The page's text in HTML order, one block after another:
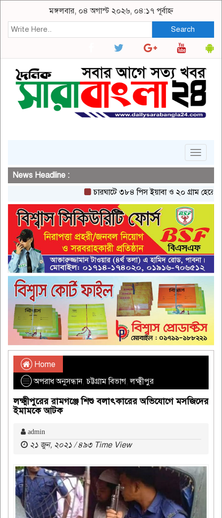
মঙ্গলবার, ০৪ অগাস্ট ২০২৬, ০৪:১৭ পূর্বাহ্ন
Search
Toggle
News Headline :
চারঘাটে ৩৮৪ পিস ইয়াবা ও ২০ গ্রাম হেরোইনসহ
Home
অপরাধ অনুসন্ধান,চট্টগ্রাম বিভাগ,লক্ষ্মীপুর
লক্ষ্মীপুরের রামগঞ্জে শিশু বলাৎকারের অভিযোগে মসজিদের
ইমামকে আটক
admin
২১ জুন, ২০২১ / ৪৯৩ Time View